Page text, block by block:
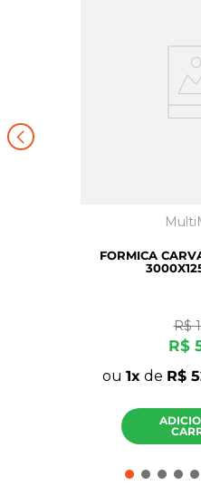
FORMICA
R$
R$
ou 1 de R$